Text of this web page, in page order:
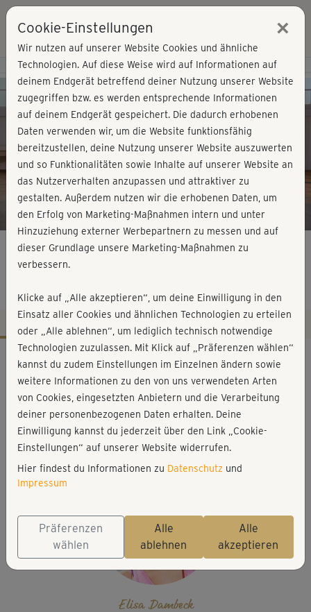
Play
Video
Kursvorschau - Jetzt mitmachen!
After Work Sessions - Freitag
Workout-Facts
anspruchsvoll
9 Min
65 kcal
Elisa Dambeck
Elisa Dambeck
Cookie-Einstellungen ×
Wir nutzen auf unserer Website Cookies und ähnliche
Technologien. Auf diese Weise wird auf Informationen auf
deinem Endgerät betreffend deiner Nutzung unserer Website
zugegriffen bzw. es werden entsprechende Informationen
auf deinem Endgerät gespeichert. Die dadurch erhobenen
Daten verwenden wir, um die Website funktionsfähig
bereitzustellen, deine Nutzung unserer Website auszuwerten
und so Funktionalitäten sowie Inhalte auf unserer Website an
das Nutzerverhalten anzupassen und attraktiver zu
gestalten. Außerdem nutzen wir die erhobenen Daten, um
den Erfolg von Marketing-Maßnahmen intern und unter
Hinzuziehung externer Werbepartnern zu messen und auf
dieser Grundlage unsere Marketing-Maßnahmen zu
verbessern.
Klicke auf „Alle akzeptieren“, um deine Einwilligung in den
Einsatz aller Cookies und ähnlichen Technologien zu erteilen
oder „Alle ablehnen“, um lediglich technisch notwendige
Technologien zuzulassen. Mit Klick auf „Präferenzen wählen“
kannst du zudem Einstellungen im Einzelnen ändern sowie
weitere Informationen zu den von uns verwendeten Arten
von Cookies, eingesetzten Anbietern und die Verarbeitung
deiner personenbezogenen Daten erhalten. Deine
Einwilligung kannst du jederzeit über den Link „Cookie-
Einstellungen“ auf unserer Website widerrufen.
Hier findest du Informationen zu Datenschutz und
Impressum
Präferenzen
wählen
Alle
ablehnen
Alle
akzeptieren